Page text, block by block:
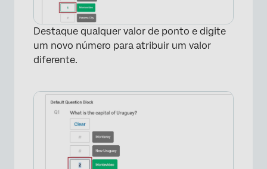
Destaque qualquer valor de ponto e digite
um novo número para atribuir um valor
diferente.